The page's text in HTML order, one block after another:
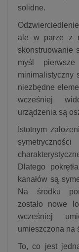
solidne.
ale w parze z
skonstruowanie
myśl
minimalistyczny
niezbędne
wcześniej
urządzenia są
Istotnym
Dlatego
kanałów są
Na środku
zostało nowe
wcześniej
umieszczona na
To, co jest